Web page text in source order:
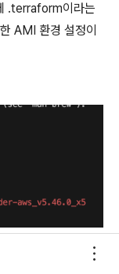
.terraform이라는
AMI 환경 설정이